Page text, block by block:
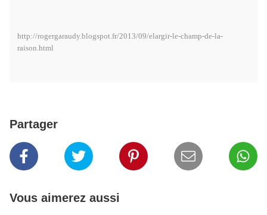
http://rogergaraudy.blogspot.fr/2013/09/elargir-le-champ-de-la-
raison.html
Partager
Vous aimerez aussi